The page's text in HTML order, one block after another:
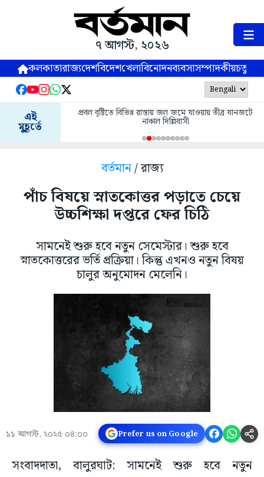
৭ আগস্ট, ২০২৬
কলকাতারাজ্যদেশবিদেশখেলাবিনোদনব্যবসাসম্পাদকীয়
এই
মুহূর্তে
প্রবল বৃষ্টিতে বিভিন্ন রাস্তায় জল জমে যাওয়ায় তীব্র যানজটে
নাকাল দিল্লিবাসী
বর্তমান/ রাজ্য
পাঁচ বিষয়ে স্নাতকোত্তর পড়াতে চেয়ে
উচ্চশিক্ষা দপ্তরে ফের চিঠি
সামনেই শুরু হবে নতুন সেমেস্টার। শুরু হবে
স্নাতকোত্তরের ভর্তি প্রক্রিয়া। কিন্তু এখনও নতুন বিষয়
চালুর অনুমোদন মেলেনি।
১১ আগস্ট, ২০২৫ ০৪:০০ Prefer us on Google
সংবাদদাতা, বালুরঘাট: সামনেই শুরু হবে নতুন